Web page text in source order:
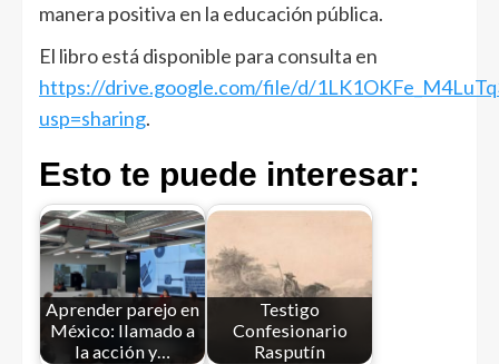
manera positiva en la educación pública.
El libro está disponible para consulta en
https://drive.google.com/file/d/
usp=sharing.
Esto te puede interesar:
Aprender parejo en
México: llamado a
la acción y…
Testigo
Confesionario
Rasputín